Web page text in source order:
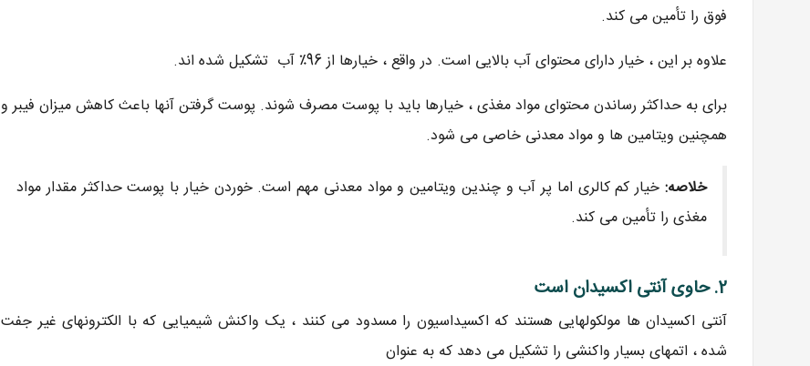
فوق را تأمین می کند.
علاوه بر این ، خیار دارای محتوای آب بالایی است. در واقع ، خیارها از 96٪ آب تشکیل شده اند.
برای به حداکثر رساندن محتوای مواد مغذی ، خیارها باید با پوست مصرف شوند. پوست گرفتن آنها باعث کاهش میزان فیبر و
همچنین ویتامین ها و مواد معدنی خاصی می شود.
خلاصه: خیار کم کالری اما پر آب و چندین ویتامین و مواد معدنی مهم است. خوردن خیار با پوست حداکثر مقدار مواد
مغذی را تأمین می کند.
2. حاوی آنتی اکسیدان است
آنتی اکسیدان ها مولکولهایی هستند که اکسیداسیون را مسدود می کنند ، یک واکنش شیمیایی که با الکترونهای غیر جفت
شده ، اتمهای بسیار واکنشی را تشکیل می دهد که به عنوان